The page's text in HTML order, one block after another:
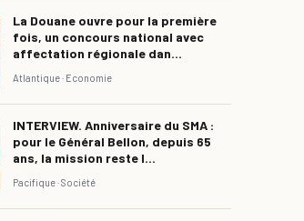
La Douane ouvre pour la première
fois, un concours national avec
affectation régionale dan...
Atlantique · Economie
INTERVIEW. Anniversaire du SMA :
pour le Général Bellon, depuis 65
ans, la mission reste l...
Pacifique ·Société